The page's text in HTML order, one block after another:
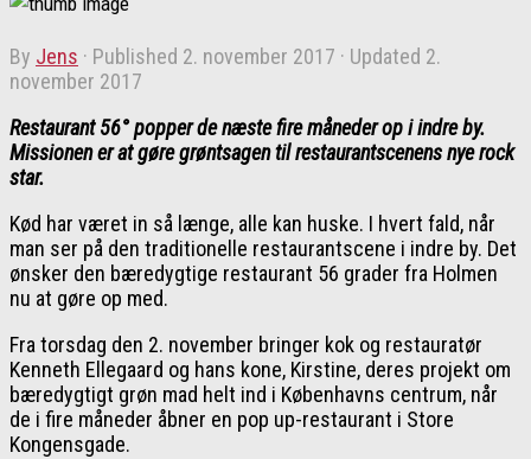
by Jens · Published 2. november 2017 · Updated 2.
november 2017
Restaurant 56° popper de næste fire måneder op i indre by.
Missionen er at gøre grøntsagen til restaurantscenens nye rock
star.
Kød har været in så længe, alle kan huske. I hvert fald, når
man ser på den traditionelle restaurantscene i indre by. Det
ønsker den bæredygtige restaurant 56 grader fra Holmen
nu at gøre op med.
Fra torsdag den 2. november bringer kok og restauratør
Kenneth Ellegaard og hans kone, Kirstine, deres projekt om
bæredygtigt grøn mad helt ind i Københavns centrum, når
de i fire måneder åbner en pop up-restaurant i Store
Kongensgade.